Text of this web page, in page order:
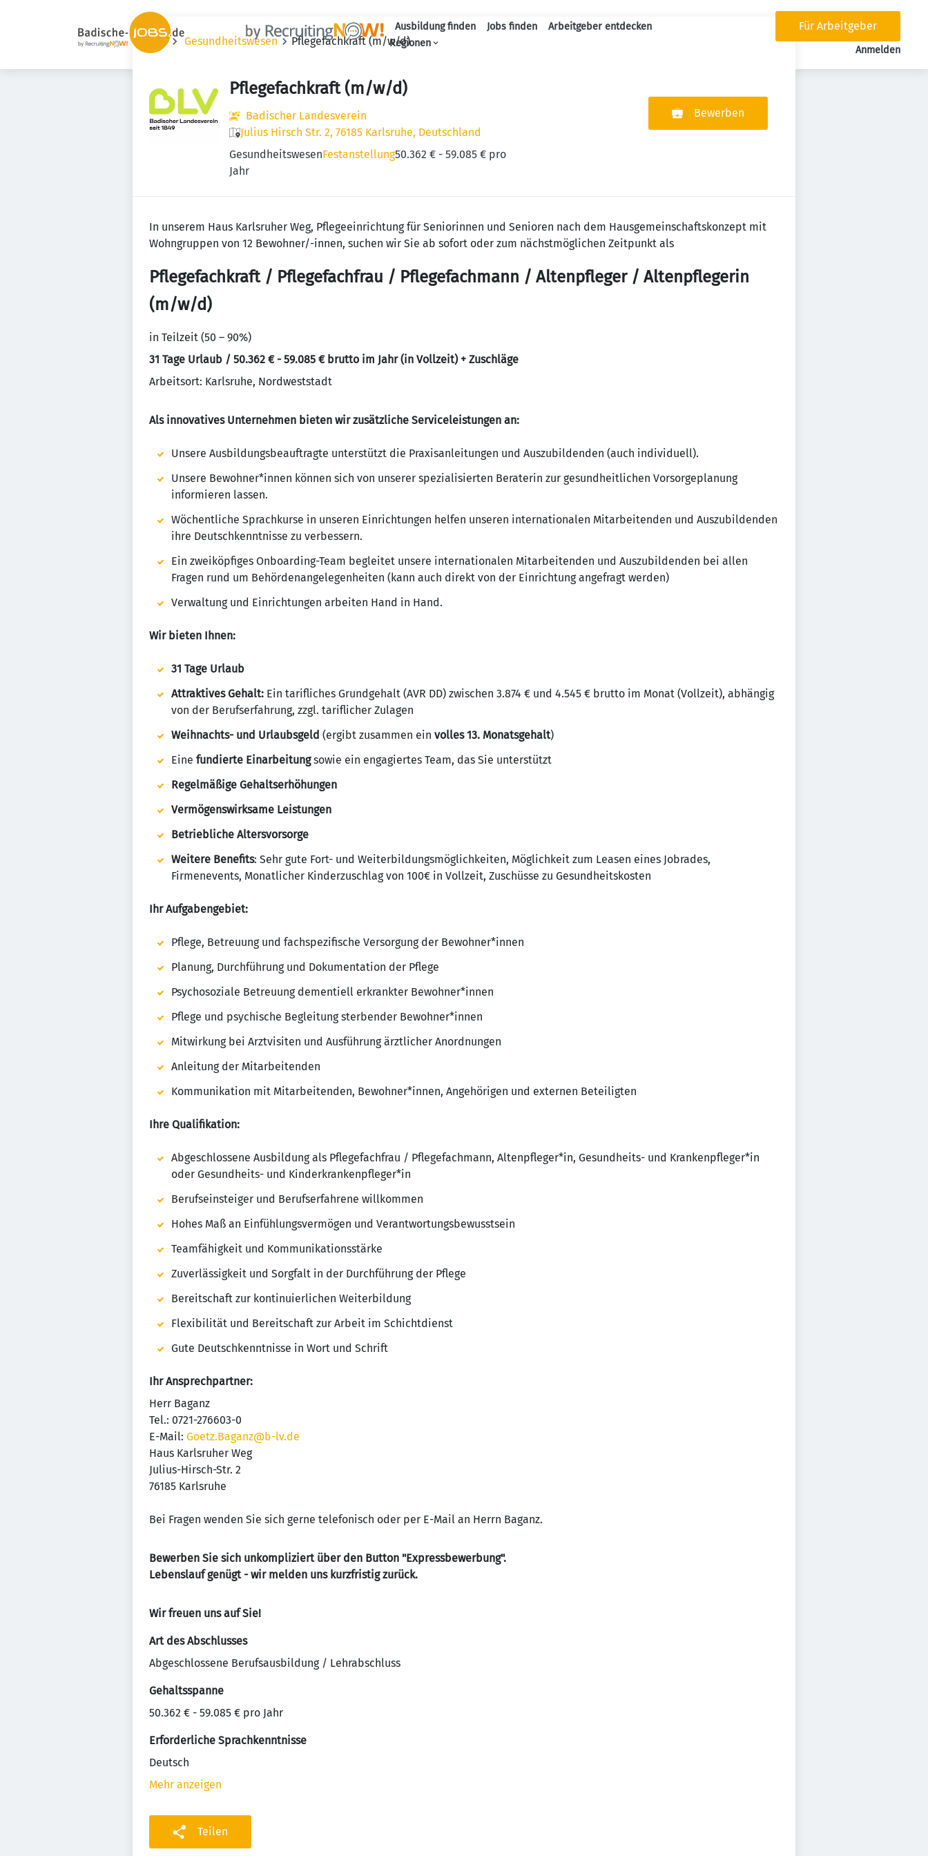
Ausbildung finden Jobs finden
Arbeitgeber entdecken
Regionen
Für Arbeitgeber
Anmelden
Jobs Gesundheitswesen Pflegefachkraft (m/w/d)
Pflegefachkraft (m/w/d)
Badischer Landesverein
Julius Hirsch Str. 2, 76185 Karlsruhe, Deutschland
GesundheitswesenFestanstellung50.362 € - 59.085 € pro
Jahr
Bewerben
In unserem Haus Karlsruher Weg, Pflegeeinrichtung für Seniorinnen und Senioren nach dem Hausgemeinschaftskonzept mit
Wohngruppen von 12 Bewohner/-innen, suchen wir Sie ab sofort oder zum nächstmöglichen Zeitpunkt als
Pflegefachkraft / Pflegefachfrau / Pflegefachmann / Altenpfleger / Altenpflegerin
(m/w/d)
in Teilzeit (50 – 90%)
31 Tage Urlaub / 50.362 € - 59.085 € brutto im Jahr (in Vollzeit) + Zuschläge
Arbeitsort: Karlsruhe, Nordweststadt
Als innovatives Unternehmen bieten wir zusätzliche Serviceleistungen an:
Unsere Ausbildungsbeauftragte unterstützt die Praxisanleitungen und Auszubildenden (auch individuell).
Unsere Bewohner*innen können sich von unserer spezialisierten Beraterin zur gesundheitlichen Vorsorgeplanung
informieren lassen.
Wöchentliche Sprachkurse in unseren Einrichtungen helfen unseren internationalen Mitarbeitenden und Auszubildenden
ihre Deutschkenntnisse zu verbessern.
Ein zweiköpfiges Onboarding-Team begleitet unsere internationalen Mitarbeitenden und Auszubildenden bei allen
Fragen rund um Behördenangelegenheiten (kann auch direkt von der Einrichtung angefragt werden)
Verwaltung und Einrichtungen arbeiten Hand in Hand.
Wir bieten Ihnen:
31 Tage Urlaub
Attraktives Gehalt: Ein tarifliches Grundgehalt (AVR DD) zwischen 3.874 € und 4.545 € brutto im Monat (Vollzeit), abhängig
von der Berufserfahrung, zzgl. tariflicher Zulagen
Weihnachts- und Urlaubsgeld (ergibt zusammen ein volles 13. Monatsgehalt)
Eine fundierte Einarbeitungsowie ein engagiertes Team, das Sie unterstützt
Regelmäßige Gehaltserhöhungen
Vermögenswirksame Leistungen
Betriebliche Altersvorsorge
Weitere Benefits: Sehr gute Fort- und Weiterbildungsmöglichkeiten, Möglichkeit zum Leasen eines Jobrades,
Firmenevents, Monatlicher Kinderzuschlag von 100€ in Vollzeit, Zuschüsse zu Gesundheitskosten
Ihr Aufgabengebiet:
Pflege, Betreuung und fachspezifische Versorgung der Bewohner*innen
Planung, Durchführung und Dokumentation der Pflege
Psychosoziale Betreuung dementiell erkrankter Bewohner*innen
Pflege und psychische Begleitung sterbender Bewohner*innen
Mitwirkung bei Arztvisiten und Ausführung ärztlicher Anordnungen
Anleitung der Mitarbeitenden
Kommunikation mit Mitarbeitenden, Bewohner*innen, Angehörigen und externen Beteiligten
Ihre Qualifikation:
Abgeschlossene Ausbildung als Pflegefachfrau / Pflegefachmann, Altenpfleger*in, Gesundheits- und Krankenpfleger*in
oder Gesundheits- und Kinderkrankenpfleger*in
Berufseinsteiger und Berufserfahrene willkommen
Hohes Maß an Einfühlungsvermögen und Verantwortungsbewusstsein
Teamfähigkeit und Kommunikationsstärke
Zuverlässigkeit und Sorgfalt in der Durchführung der Pflege
Bereitschaft zur kontinuierlichen Weiterbildung
Flexibilität und Bereitschaft zur Arbeit im Schichtdienst
Gute Deutschkenntnisse in Wort und Schrift
Ihr Ansprechpartner:
Herr Baganz
Tel.: 0721-276603-0
E-Mail: Goetz.Baganz@b-lv.de
Haus Karlsruher Weg
Julius-Hirsch-Str. 2
76185 Karlsruhe
Bei Fragen wenden Sie sich gerne telefonisch oder per E-Mail an Herrn Baganz.
Bewerben Sie sich unkompliziert über den Button "Expressbewerbung".
Lebenslauf genügt - wir melden uns kurzfristig zurück.
Wir freuen uns auf Sie!
Art des Abschlusses
Abgeschlossene Berufsausbildung / Lehrabschluss
Gehaltsspanne
50.362 € - 59.085 € pro Jahr
Erforderliche Sprachkenntnisse
Deutsch
Mehr anzeigen
Teilen